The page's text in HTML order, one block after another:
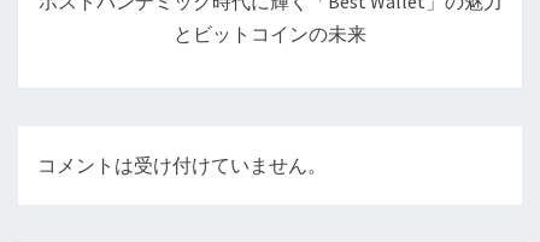
ョ
とビットコインの未来
コメントは受け付けていません。